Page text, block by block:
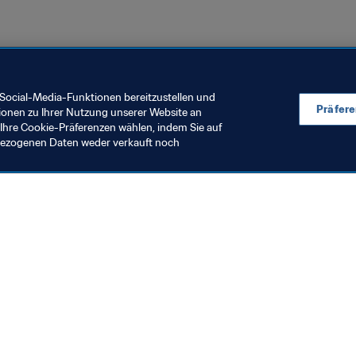
Media-Funktionen bereitzustellen und
zu Ihrer Nutzung unserer Website an
Cookie-Präferenzen wählen, indem Sie auf
Daten weder verkauft noch